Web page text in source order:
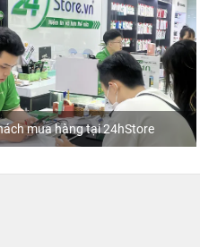
mua hàng tại 24hStore